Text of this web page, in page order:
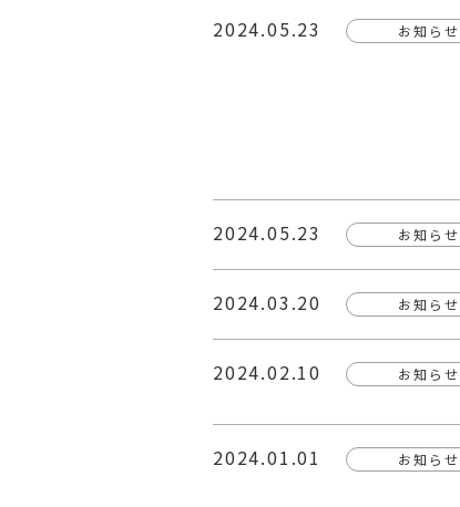
2024.05.23 お知らせ
2024.05.23 お知らせ
2024.03.20 お知らせ
2024.02.10 お知らせ
2024.01.01 お知らせ